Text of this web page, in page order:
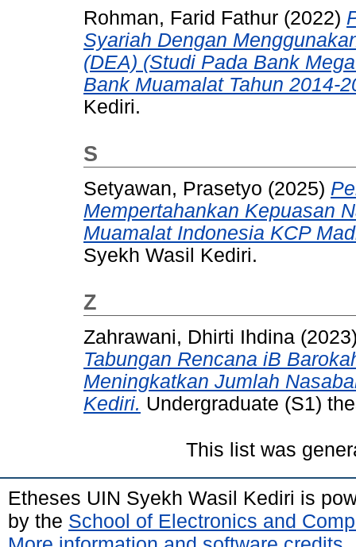
Rohman, Farid Fathur (2022)
Syariah Dengan
(DEA) (Studi Pada Bank
Bank Muamalat Tahun 2014-
Kediri.
S
Setyawan, Prasetyo (2025)
Mempertahankan Kepuasan
Muamalat Indonesia KCP
Syekh Wasil Kediri.
Z
Zahrawani, Dhirti Ihdina
Tabungan Rencana iB
Meningkatkan Jumlah
Kediri. Undergraduate (S1)
This list was
Etheses UIN Syekh Wasil Kediri is
by the School of Electronics and